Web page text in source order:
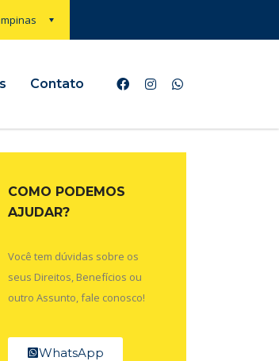
Contato
COMO PODEMOS
AJUDAR?
Você tem dúvidas sobre os
seus Direitos, Benefícios ou
outro Assunto, fale conosco!
WhatsApp